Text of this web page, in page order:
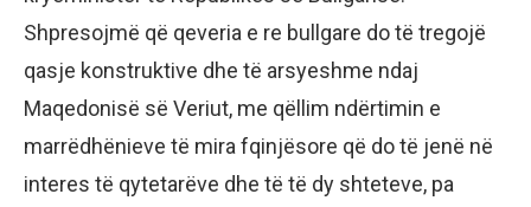
Shpresojmë që qeveria e re bullgare do të tregojë
qasje konstruktive dhe të arsyeshme ndaj
Maqedonisë së Veriut, me qëllim ndërtimin e
marrëdhënieve të mira fqinjësore që do të jenë në
interes të qytetarëve dhe të të dy shteteve, pa